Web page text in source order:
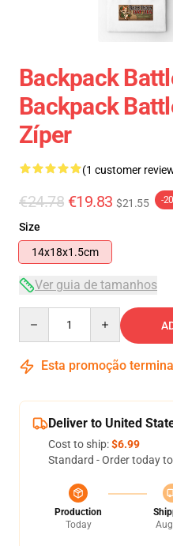
Backpack
Backpack
Zíper
(1 customer
€24.78 €19.83 $21.55 -
Size
14x18x1.5cm
Ver guia de tamanhos
Esta promoção
Deliver to United
Cost to ship:$6.99
Standard - Order today
Production
Today